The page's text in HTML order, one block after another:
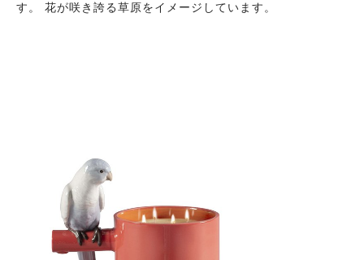
す。 花が咲き誇る草原をイメージしています。